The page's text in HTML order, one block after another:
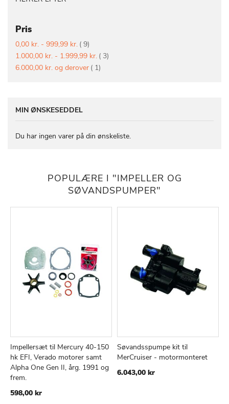
Pris
0,00 kr. - 999,99 kr. 9vare
1.000,00 kr. - 1.999,99 kr. 3vare
6.000,00 kr. og derover 1vare
MIN ØNSKESEDDEL
Du har ingen varer på din ønskeliste.
POPULÆRE I "IMPELLER OG
SØVANDSPUMPER"
Læg i kurv
TILFØJ
TIL
ØNSKE
SAMMENLIGN
Impellersæt til Mercury 40-150
hk EFI, Verado motorer samt
Alpha One Gen II, årg. 1991 og
frem.
598,00 kr
Læg i kurv
TILFØJ
Søvandsspumpe kit til
MerCruiser - motormonteret
6.043,00 kr